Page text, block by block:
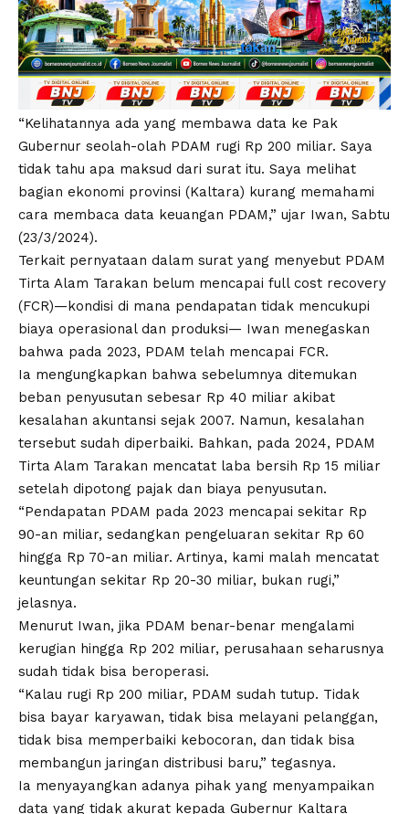
“Kelihatannya ada yang membawa data ke Pak
Gubernur seolah-olah PDAM rugi Rp 200 miliar. Saya
tidak tahu apa maksud dari surat itu. Saya melihat
bagian ekonomi provinsi (Kaltara) kurang memahami
cara membaca data keuangan PDAM,” ujar Iwan, Sabtu
(23/3/2024).
Terkait pernyataan dalam surat yang menyebut PDAM
Tirta Alam Tarakan belum mencapai full cost recovery
(FCR)—kondisi di mana pendapatan tidak mencukupi
biaya operasional dan produksi— Iwan menegaskan
bahwa pada 2023, PDAM telah mencapai FCR.
Ia mengungkapkan bahwa sebelumnya ditemukan
beban penyusutan sebesar Rp 40 miliar akibat
kesalahan akuntansi sejak 2007. Namun, kesalahan
tersebut sudah diperbaiki. Bahkan, pada 2024, PDAM
Tirta Alam Tarakan mencatat laba bersih Rp 15 miliar
setelah dipotong pajak dan biaya penyusutan.
“Pendapatan PDAM pada 2023 mencapai sekitar Rp
90-an miliar, sedangkan pengeluaran sekitar Rp 60
hingga Rp 70-an miliar. Artinya, kami malah mencatat
keuntungan sekitar Rp 20-30 miliar, bukan rugi,”
jelasnya.
Menurut Iwan, jika PDAM benar-benar mengalami
kerugian hingga Rp 202 miliar, perusahaan seharusnya
sudah tidak bisa beroperasi.
“Kalau rugi Rp 200 miliar, PDAM sudah tutup. Tidak
bisa bayar karyawan, tidak bisa melayani pelanggan,
tidak bisa memperbaiki kebocoran, dan tidak bisa
membangun jaringan distribusi baru,” tegasnya.
Ia menyayangkan adanya pihak yang menyampaikan
data yang tidak akurat kepada Gubernur Kaltara